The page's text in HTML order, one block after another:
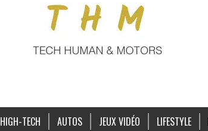
HIGH-TECH AUTOS JEUX VIDÉO LIFESTYLE